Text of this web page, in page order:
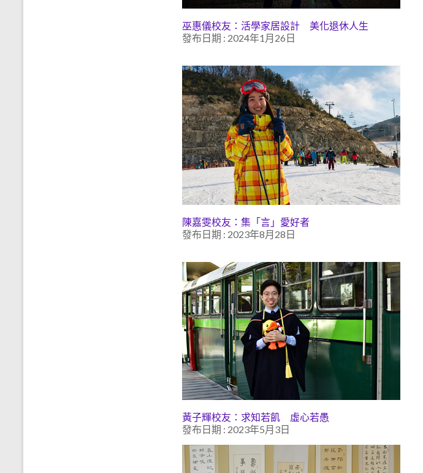
巫惠儀校友：活學家居設計 美化退休人生
發布日期 : 2024年1月26日
陳嘉雯校友：集「言」愛好者
發布日期 : 2023年8月28日
黃子輝校友：求知若飢 虛心若愚
發布日期 : 2023年5月3日